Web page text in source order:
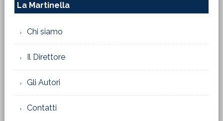
La Martinella
Chi siamo
Il Direttore
Gli Autori
Contatti